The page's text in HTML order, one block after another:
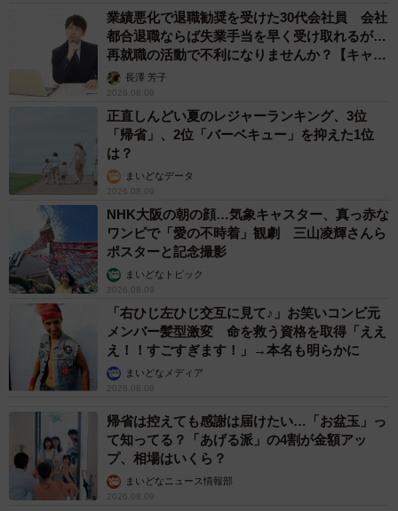
業績悪化で退職勧奨を受けた30代会社員 会社
都合退職ならば失業手当を早く受け取れるが…
再就職の活動で不利になりませんか？【キャリ
アカウンセラーが解説】
長澤 芳子
2026.08.09
正直しんどい夏のレジャーランキング、3位
「帰省」、2位「バーベキュー」を抑えた1位
は？
まいどなデータ
2026.08.09
NHK大阪の朝の顔…気象キャスター、真っ赤な
ワンピで「愛の不時着」観劇 三山凌輝さんら
ポスターと記念撮影
まいどなトピック
2026.08.09
「右ひじ左ひじ交互に見て♪」お笑いコンビ元
メンバー髪型激変 命を救う資格を取得「ええ
え！！すごすぎます！」→本名も明らかに
まいどなメディア
2026.08.09
帰省は控えても感謝は届けたい…「お盆玉」っ
て知ってる？「あげる派」の4割が金額アッ
プ、相場はいくら？
まいどなニュース情報部
2026.08.09